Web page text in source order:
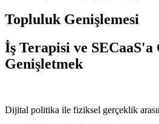
Topluluk Genişlemesi
İş Terapisi ve SECaaS'a
Genişletmek
Dijital politika ile fiziksel gerçeklik